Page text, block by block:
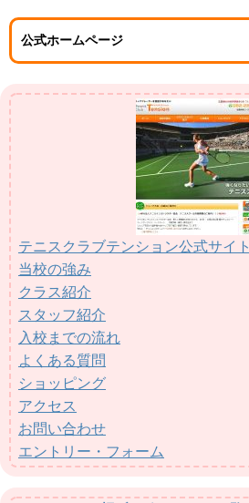
公式ホームページ
テニスクラブテンション公式サイト
当校の強み
クラス紹介
スタッフ紹介
入校までの流れ
よくある質問
ショッピング
アクセス
お問い合わせ
エントリー・フォーム